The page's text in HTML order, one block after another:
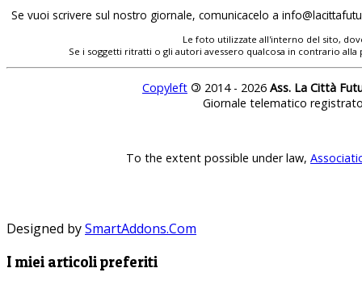
Se vuoi scrivere sul nostro giornale, comunicacelo a
Le foto utilizzate all'interno del sito,
Se i soggetti ritratti o gli autori avessero qualcosa in contrario
Copyleft © 2014 - 2026 Ass. La Città
Giornale telematico
To the extent possible under law,
Designed bySmartAddons.Com
I miei articoli preferiti